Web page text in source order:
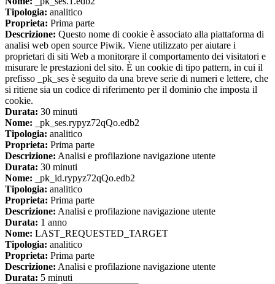
Tipologia: analitico
Proprieta: Prima parte
Descrizione: Questo nome di cookie è associato alla piattaforma di
analisi web open source Piwik. Viene utilizzato per aiutare i
proprietari di siti Web a monitorare il comportamento dei visitatori e
misurare le prestazioni del sito. È un cookie di tipo pattern, in cui il
prefisso _pk_ses è seguito da una breve serie di numeri e lettere, che
si ritiene sia un codice di riferimento per il dominio che imposta il
cookie.
Durata: 30 minuti
Nome: _pk_ses.rypyz72qQo.edb2
Tipologia: analitico
Proprieta: Prima parte
Descrizione: Analisi e profilazione navigazione utente
Durata: 30 minuti
Nome: _pk_id.rypyz72qQo.edb2
Tipologia: analitico
Proprieta: Prima parte
Descrizione: Analisi e profilazione navigazione utente
Durata: 1 anno
Nome: LAST_REQUESTED_TARGET
Tipologia: analitico
Proprieta: Prima parte
Descrizione: Analisi e profilazione navigazione utente
Durata: 5 minuti